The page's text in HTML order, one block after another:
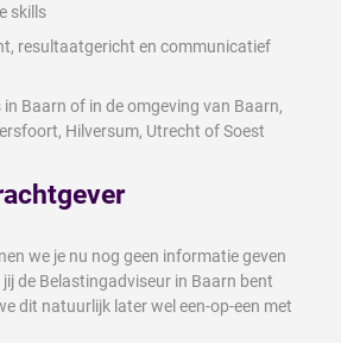
skills
resultaatgericht en communicatief
Baarn of in de omgeving van Baarn,
Hilversum, Utrecht of Soest
we je nu nog geen informatie geven
de Belastingadviseur in Baarn bent
dit natuurlijk later wel een-op-een met